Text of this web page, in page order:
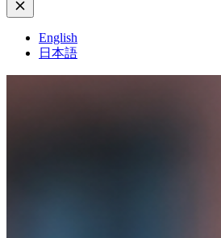
English
日本語